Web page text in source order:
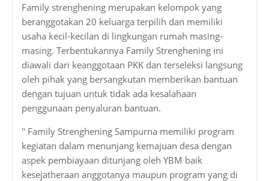
Family strenghening merupakan kelompok yang
beranggotakan 20 keluarga terpilih dan memiliki
usaha kecil-kecilan di lingkungan rumah masing-
masing. Terbentukannya Family Strenghening ini
diawali dari keanggotaan PKK dan terseleksi langsung
oleh pihak yang bersangkutan memberikan bantuan
dengan tujuan untuk tidak ada kesalahaan
penggunaan penyaluran bantuan.
" Family Strenghening Sampurna memiliki program
kegiatan dalam menunjang kemajuan desa dengan
aspek pembiayaan ditunjang oleh YBM baik
kesejatheraan anggotanya maupun program yang di